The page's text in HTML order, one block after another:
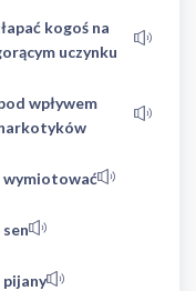
kogoś na
uczynku
wpływem
wymiotować
sen
pijany